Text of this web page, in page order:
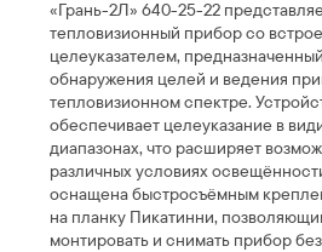
«Грань-2Л» 640-25-22
тепловизионный прибор со
целеуказателем,
обнаружения целей и ведения
тепловизионном спектре.
обеспечивает целеуказание в
диапазонах, что расширяет
различных условиях
оснащена быстросъёмным
на планку Пикатинни,
монтировать и снимать прибор